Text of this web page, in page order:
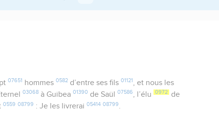
07651 hommes 0582d’entre ses fils 01121
, et nous les
03068 à Guibea01390 de Saül07586, l’élu 0972
de
0559 08799 : Je les livrerai05414 08799.